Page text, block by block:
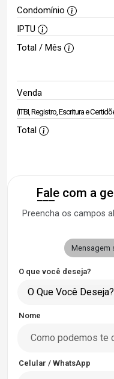
Condomínio
IPTU
Total / Mês
Venda
(ITBI, Registro, Escritura e
Total
Fale com a
Preencha os campos
Mensagem
O que você deseja?
O Que Você Deseja?
Nome
Celular / WhatsApp